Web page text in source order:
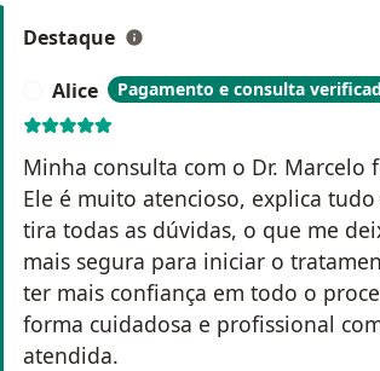
Destaque
Alice Pagamento e consulta
Minha consulta com o Dr. Marcelo
Ele é muito atencioso, explica tudo
tira todas as dúvidas, o que me
mais segura para iniciar o
ter mais confiança em todo o
forma cuidadosa e profissional
atendida.